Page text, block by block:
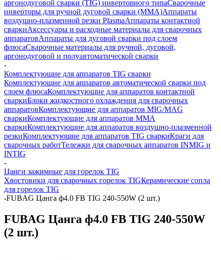
аргонодуговой сварки (TIG) инверторного типаСварочные
инверторы для ручной дуговой сварки (MMA)Аппараты
воздушно-плазменной резки PlasmaАппараты контактной
сваркиАксессуары и расходные материалы для сварочных
аппаратовАппараты для дуговой сварки под слоем
флюсаСварочные материалы для ручной, дуговой,
аргонодуговой и полуавтоматической сварки
-
Комплектующие для аппаратов TIG сварки
Комплектующие для аппаратов автоматической сварки под
слоем флюсаКомплектующие для аппаратов контактной
сваркиБлоки жидкостного охлаждения для сварочных
аппаратовКомплектующие для аппаратов MIG/MAG
сваркиКомплектующие для аппаратов ММА
сваркиКомплектующие для аппаратов воздушно-плазменной
резкиКомплектующие для аппаратов TIG сваркиКраги для
сварочных работТележки для сварочных аппаратов INMIG и
INTIG
-
Цанги зажимные для горелок TIG
Хвостовики для сварочных горелок TIGКерамические сопла
для горелок TIG
-FUBAG Цанга ф4.0 FB TIG 240-550W (2 шт.)
FUBAG Цанга ф4.0 FB TIG 240-550W
(2 шт.)